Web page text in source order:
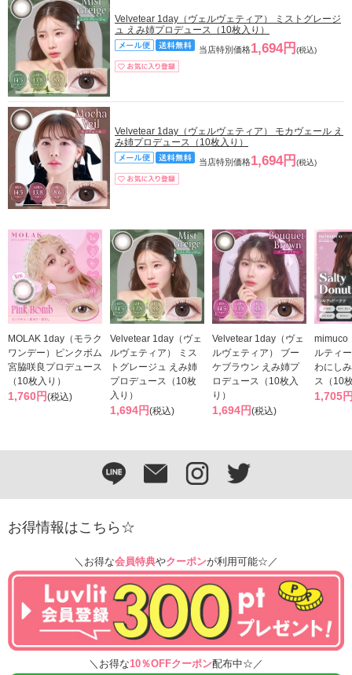
Velvetear 1day（ヴェルヴェティア） ミストグレージ
ュ えみ姉プロデュース（10枚入り）
当店特別価格1,694円 (税込)
Velvetear 1day（ヴェルヴェティア） モカヴェール え
み姉プロデュース（10枚入り）
当店特別価格1,694円 (税込)
MOLAK 1day（モラク
ワンデー）ピンクボム
宮脇咲良プロデュース
（10枚入り）
1,760円(税込)
Velvetear 1day（ヴェ
ルヴェティア） ミス
トグレージュ えみ姉
プロデュース（10枚
入り）
1,694円(税込)
Velvetear 1day（ヴェ
ルヴェティア） ブー
ケブラウン えみ姉プ
ロデュース（10枚入
り）
1,694円(税込)
mimuco
ルティ
わにし
ス（10
1,705
お得情報はこちら☆
＼お得な会員特典やクーポンが利用可能☆／
＼お得な10％OFFクーポン配布中☆／